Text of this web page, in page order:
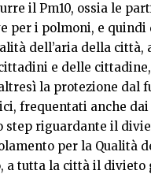
il Pm10, ossia le
per i polmoni, e quindi
dell’aria della città,
e delle cittadine,
la protezione dal
frequentati anche
step riguardante il
per la Qualità
a tutta la città il divieto